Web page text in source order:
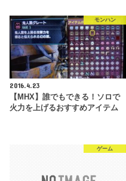
モンハン
2016.4.23
【MHX】誰でもできる！ソロで
火力を上げるおすすめアイテム
ゲーム